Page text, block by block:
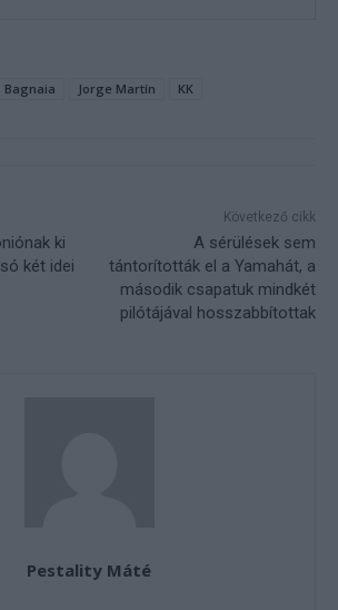
Bagnaia Jorge Martín KK
ki
két idei
Következő cikk
A sérülések sem
tántorították el a Yamahát, a
második csapatuk mindkét
pilótájával hosszabbítottak
Pestality Máté